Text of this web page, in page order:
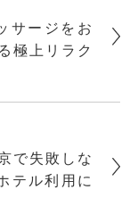
サージをお
極上リラク
で失敗しな
テル利用に